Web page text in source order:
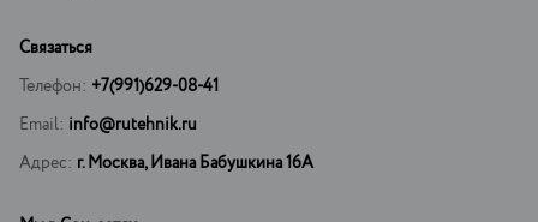
Связаться
Телефон: +7(991)629-08-41
Email: info@rutehnik.ru
Адрес: г. Москва, Ивана Бабушкина 16А